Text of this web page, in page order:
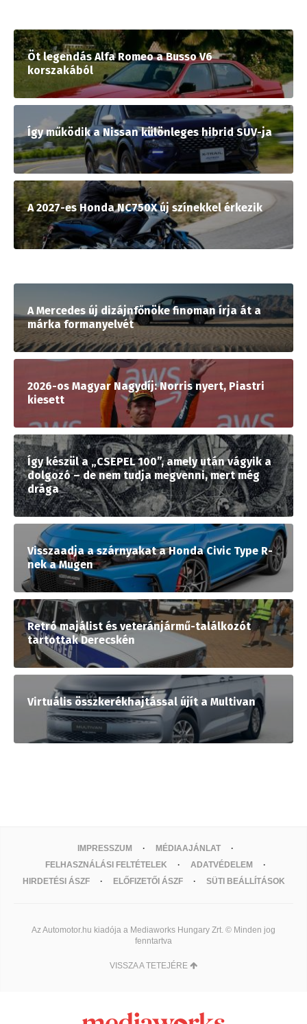
Öt legendás Alfa Romeo a Busso V6
korszakából
Így működik a Nissan különleges hibrid SUV-ja
A 2027-es Honda NC750X új színekkel érkezik
A Mercedes új dizájnfőnöke finoman írja át a
márka formanyelvét
2026-os Magyar Nagydíj: Norris nyert, Piastri
kiesett
Így készül a „CSEPEL 100”, amely után vágyik a
dolgozó – de nem tudja megvenni, mert még
drága
Visszaadja a szárnyakat a Honda Civic Type R-
nek a Mugen
Retró majálist és veteránjármű-találkozót
tartottak Derecskén
Virtuális összkerékhajtással újít a Multivan
IMPRESSZUM
MÉDIAAJÁNLAT
FELHASZNÁLÁSI FELTÉTELEK
ADATVÉDELEM
HIRDETÉSI ÁSZF
ELŐFIZETŐI ÁSZF SÜTI BEÁLLÍTÁSOK
Az Automotor.hu kiadója a Mediaworks Hungary Zrt. © Minden jog
fenntartva
VISSZA A TETEJÉRE